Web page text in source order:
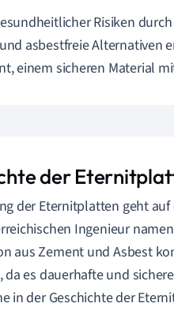
Risiken
asbestfreie Alternativen
einem sicheren Material
der
der Eternitplatten geht
Ingenieur
aus Zement und Asbest
da es dauerhafte und
in der Geschichte der